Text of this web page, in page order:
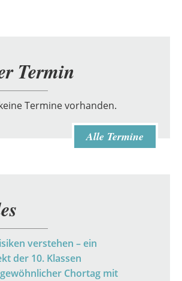
Termin
Termine vorhanden.
Alle Termine
verstehen – ein
der 10. Klassen
Chortag mit